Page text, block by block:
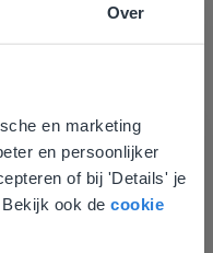
Over
en marketing
en persoonlijker
of bij 'Details' je
ook de cookie
Les 11
niet
je misschien
gaat. Hier